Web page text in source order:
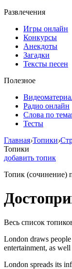
Развлечения
Игры онлайн
Конкурсы
Анекдоты
Загадки
Тексты песен
Полезное
Радио онлайн
Слова по
Тесты
Главная›Топики›
Топики
добавить топик
Топик (сочинение)
Весь список
London draws
entertainment, as
London spreads its